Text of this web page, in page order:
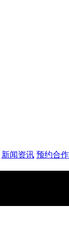
新闻资讯 预约合作